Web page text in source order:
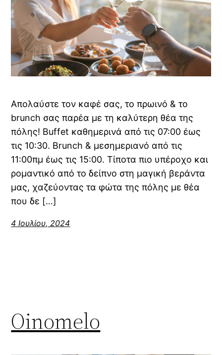
Απολαύστε τον καφέ σας, το πρωινό & το
brunch σας παρέα με τη καλύτερη θέα της
πόλης! Buffet καθημερινά από τις 07:00 έως
τις 10:30. Brunch & μεσημεριανό από τις
11:00πμ έως τις 15:00. Τίποτα πιο υπέροχο και
ρομαντικό από το δείπνο στη μαγική βεράντα
μας, χαζεύοντας τα φώτα της πόλης με θέα
που δε […]
4 Ιουλίου, 2024
Oinomelo